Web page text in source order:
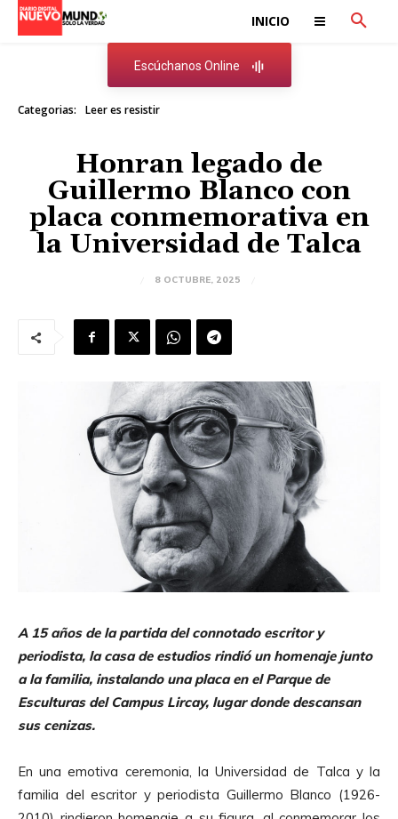
INICIO
Escúchanos Online
Categorias: Leer es resistir
Honran legado de
Guillermo Blanco con
placa conmemorativa en
la Universidad de Talca
8 OCTUBRE, 2025
A 15 años de la partida del connotado escritor y
periodista, la casa de estudios rindió un homenaje junto
a la familia, instalando una placa en el Parque de
Esculturas del Campus Lircay, lugar donde descansan
sus cenizas.
En una emotiva ceremonia, la Universidad de Talca y la
familia del escritor y periodista Guillermo Blanco (1926-